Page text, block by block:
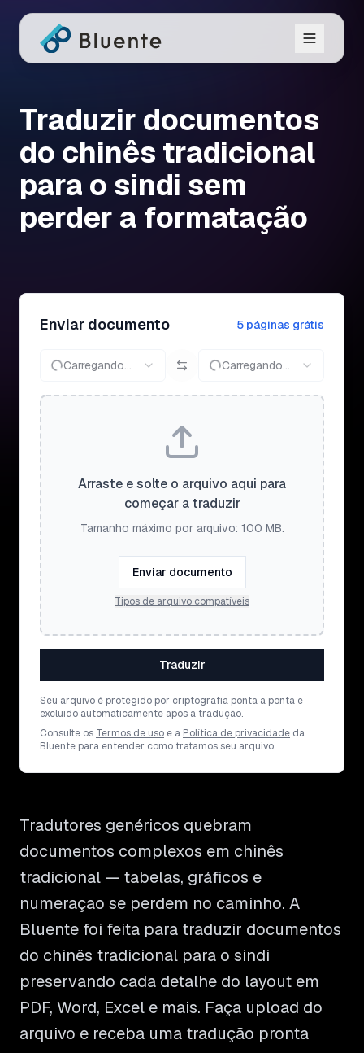
Traduzir documentos
do chinês tradicional
para o sindi sem
perder a formatação
Enviar documento 5 páginas grátis
Carregando... Carregando...
Arraste e solte o arquivo aqui para
começar a traduzir
Tamanho máximo por arquivo: 100 MB.
Enviar documento
Tipos de arquivo compatíveis
Traduzir
Seu arquivo é protegido por criptografia ponta a ponta e
excluído automaticamente após a tradução.
Consulte os Termos de uso e a Política de privacidade da
Bluente para entender como tratamos seu arquivo.
Tradutores genéricos quebram
documentos complexos em chinês
tradicional — tabelas, gráficos e
numeração se perdem no caminho. A
Bluente foi feita para traduzir documentos
do chinês tradicional para o sindi
preservando cada detalhe do layout em
PDF, Word, Excel e mais. Faça upload do
arquivo e receba uma tradução pronta